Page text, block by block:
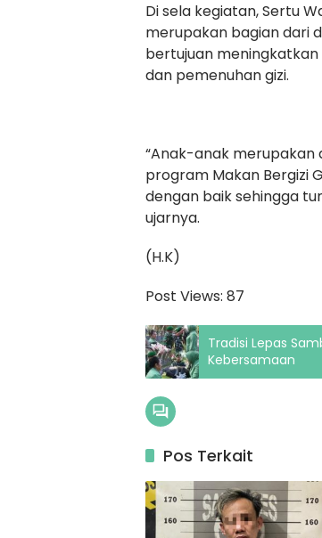
Di sela kegiatan, Sertu
merupakan bagian dari
bertujuan
dan pemenuhan gizi.
“Anak-anak merupakan
program Makan Bergizi
dengan baik sehingga
ujarnya.
(H.K)
Post Views: 87
Tradisi Lepas
Kebersamaan
Pos Terkait